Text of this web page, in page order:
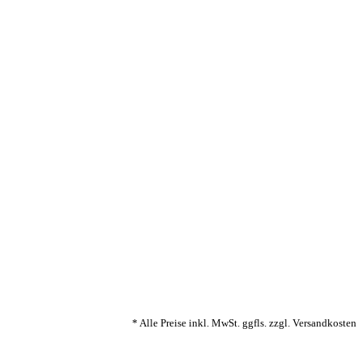
* Alle Preise inkl. MwSt. ggfls. zzgl. Versandkosten